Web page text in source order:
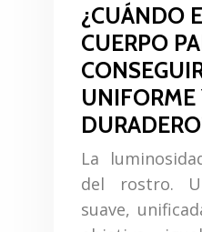
¿CUÁNDO
CUERPO
UNIFORME
La
del rostro.
suave,